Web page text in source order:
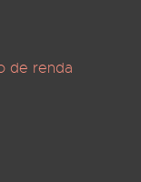
de renda